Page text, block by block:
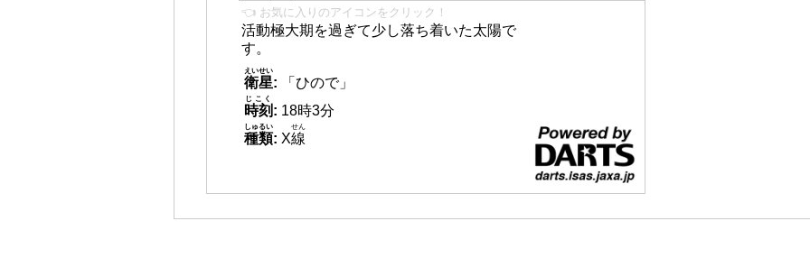
👈 お気に入りのアイコンをクリック！
活動極大期を過ぎて少し落ち着いた太陽で
す。
衛星
えいせい
:
「ひので」
時刻
じこく
: 18時3分
種類
しゅるい
: X線
せん